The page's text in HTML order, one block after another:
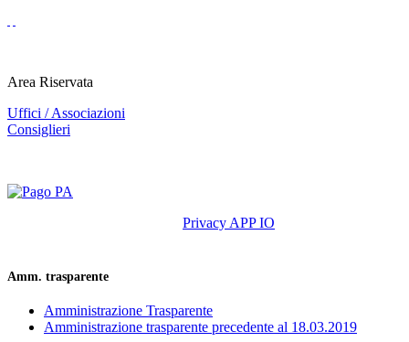
Area Riservata
Uffici / Associazioni
Consiglieri
Privacy APP IO
Amm. trasparente
Amministrazione Trasparente
Amministrazione trasparente precedente al 18.03.2019